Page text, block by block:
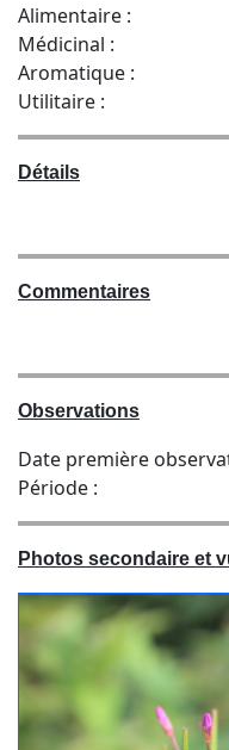
Alimentaire :
Médicinal :
Aromatique :
Utilitaire :
Détails
Commentaires
Observations
Date première
Période :
Photos secondaire et